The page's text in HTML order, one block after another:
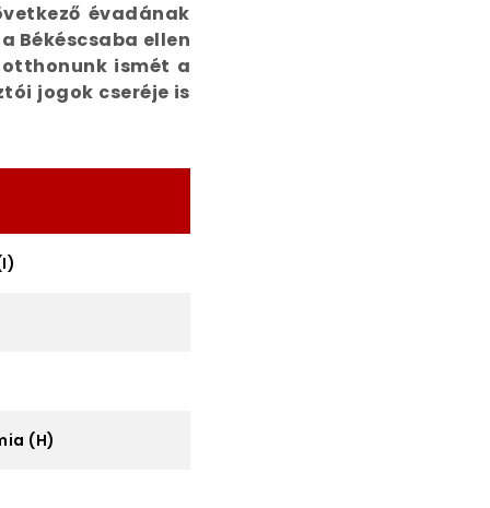
évadának
Békéscsaba ellen
ismét a
jogok cseréje is
(H)